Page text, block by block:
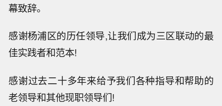
幕致辞。
感谢杨浦区的历任领导,让我们成为三区联动的最
佳实践者和范本!
感谢过去二十多年来给予我们各种指导和帮助的
老领导和其他现职领导们!